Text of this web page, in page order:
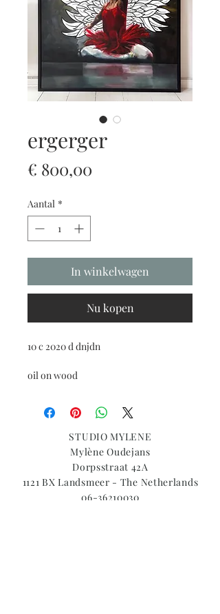
ergerger
€ 800,00
Aantal *
In winkelwagen
Nu kopen
10 c 2020 d dnjdn
oil on wood
STUDIO MYLENE
Mylène Oudejans
Dorpsstraat 42A
1121 BX Landsmeer - The Netherlands
06-36210030